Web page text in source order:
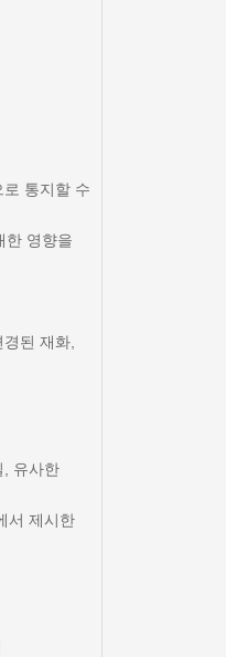
통지할 수
한 영향을
된 재화,
, 유사한
서 제시한